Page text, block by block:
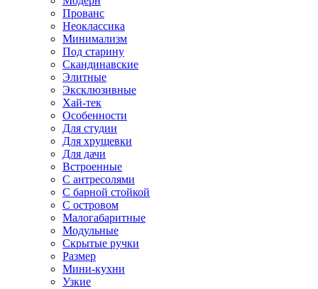
Прованс
Неоклассика
Минимализм
Под старину
Скандинавские
Элитные
Эксклюзивные
Хай-тек
Особенности
Для студии
Для хрущевки
Для дачи
Встроенные
С антресолями
С барной стойкой
С островом
Малогабаритные
Модульные
Скрытые ручки
Размер
Мини-кухни
Узкие